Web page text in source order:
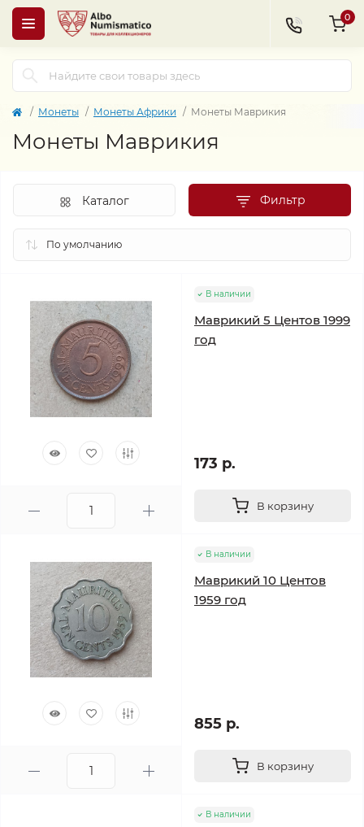
0
Монеты Монеты Африки Монеты Маврикия
Монеты Маврикия
Фильтр
Каталог
В наличии
Маврикий 5 Центов 1999
год
173 р.
В корзину
В наличии
Маврикий 10 Центов
1959 год
855 р.
В корзину
В наличии